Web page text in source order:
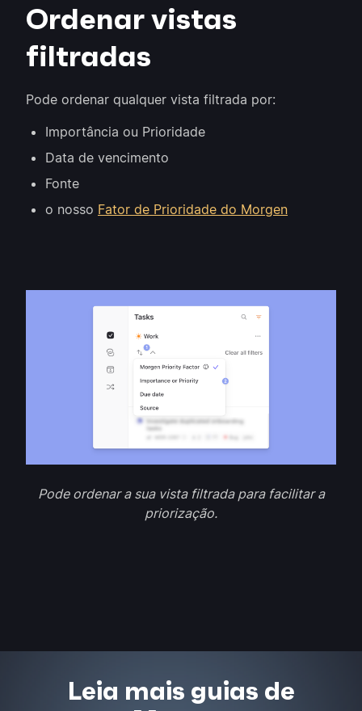
Ordenar vistas
filtradas
Pode ordenar qualquer vista filtrada por:
Importância ou Prioridade
Data de vencimento
Fonte
o nosso Fator de Prioridade do Morgen
Pode ordenar a sua vista filtrada para facilitar a
priorização.
Leia mais guias de